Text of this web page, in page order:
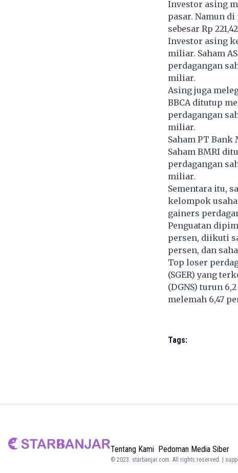
Investor asing
pasar. Namun
sebesar Rp
Investor asing
miliar. Saham
perdagangan
miliar.
Asing juga
BBCA ditutup
perdagangan
miliar.
Saham PT Bank
Saham BMRI
perdagangan
miliar.
Sementara itu,
kelompok
gainers
Penguatan
persen, diikuti
persen, dan
Top loser
(SGER) yang
(DGNS) turun
melemah 6,47
Tags:
Tentang Kami Pedoman Media Siber
© 2023. starbanjar.com. All rights reserved. |